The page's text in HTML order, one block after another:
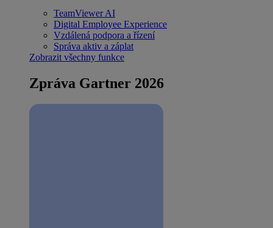
TeamViewer AI
Digital Employee Experience
Vzdálená podpora a řízení
Správa aktiv a záplat
Zobrazit všechny funkce
Zpráva Gartner 2026